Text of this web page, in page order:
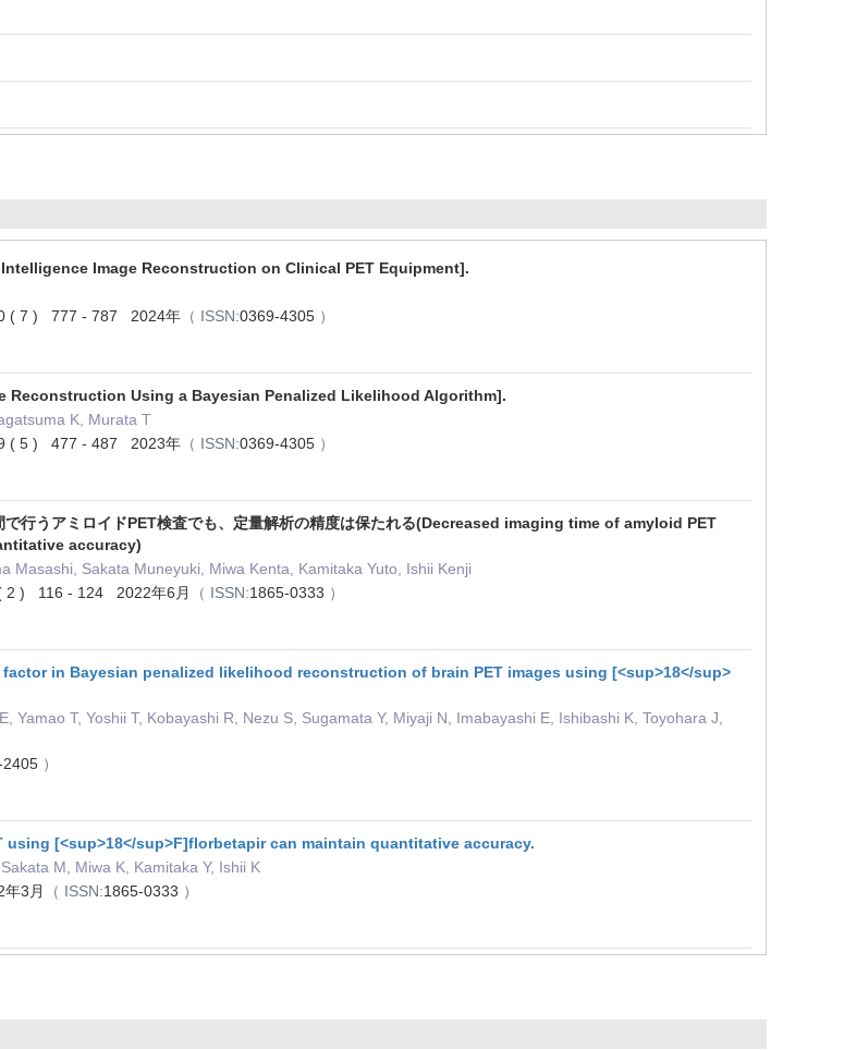
Image Reconstruction on Clinical PET Equipment].
( 7 ) 777 - 787 2024年 （ ISSN:0369-4305 ）
Reconstruction Using a Bayesian Penalized Likelihood Algorithm].
K, Murata T
( 5 ) 477 - 487 2023年 （ ISSN:0369-4305 ）
で行うアミロイドPET検査でも、定量解析の精度は保たれる(Decreased imaging time of amyloid PET
accuracy)
Masashi, Sakata Muneyuki, Miwa Kenta, Kamitaka Yuto, Ishii Kenji
2 ) 116 - 124 2022年6月
（ ISSN:1865-0333 ）
in Bayesian penalized likelihood reconstruction of brain PET images using [<sup>18</sup>
Yamao T, Yoshii T, Kobayashi R, Nezu S, Sugamata Y, Miyaji N, Imabayashi E, Ishibashi K, Toyohara J,
）
using [<sup>18</sup>F]florbetapir can maintain quantitative accuracy.
M, Miwa K, Kamitaka Y, Ishii K
3月
（ ISSN:1865-0333 ）